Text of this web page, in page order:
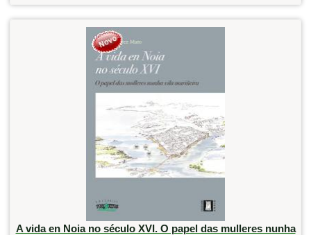
A vida en Noia no século XVI. O papel das mulleres nunha